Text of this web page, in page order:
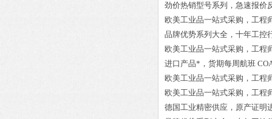
劲价热销型号系列，急速报价
欧美工业品一站式采购，工程
品牌优势系列大全，十年工控
欧美工业品一站式采购，工程
进口产品*，货期每周航班
欧美工业品一站式采购，工程
欧美工业品一站式采购，工程
德国工业精密供应，原产证明